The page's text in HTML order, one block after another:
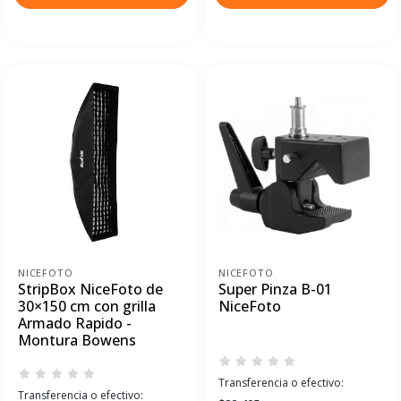
NICEFOTO
StripBox NiceFoto de
30×150 cm con grilla
Armado Rapido -
Montura Bowens
Transferencia o efectivo:
NICEFOTO
Super Pinza B-01
NiceFoto
Transferencia o efectivo: